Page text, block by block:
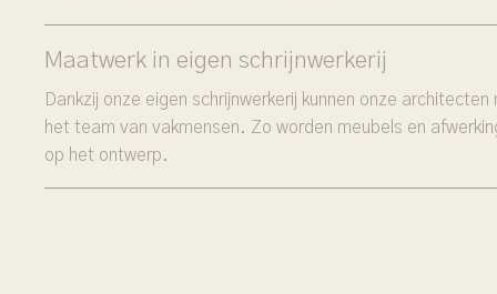
Maatwerk in eigen schrijnwerkerij
Dankzij onze eigen schrijnwerkerij kunnen onze
het team van vakmensen. Zo worden meubels en
op het ontwerp.